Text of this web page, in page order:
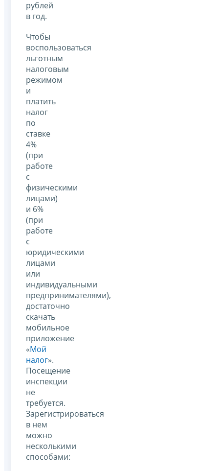
рублей
в год.
Чтобы
воспользоваться
льготным
налоговым
режимом
и
платить
налог
по
ставке
4%
(при
работе
с
физическими
лицами)
и 6%
(при
работе
с
юридическими
лицами
или
индивидуальными
предпринимателями),
достаточно
скачать
мобильное
приложение
«Мой
налог».
Посещение
инспекции
не
требуется.
Зарегистрироваться
в нем
можно
несколькими
способами: